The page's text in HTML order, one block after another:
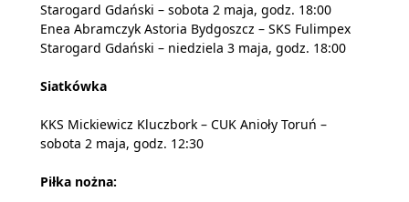
Starogard Gdański – sobota 2 maja, godz. 18:00
Enea Abramczyk Astoria Bydgoszcz – SKS Fulimpex
Starogard Gdański – niedziela 3 maja, godz. 18:00
Siatkówka
KKS Mickiewicz Kluczbork – CUK Anioły Toruń –
sobota 2 maja, godz. 12:30
Piłka nożna: